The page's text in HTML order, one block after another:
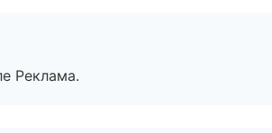
Реклама.